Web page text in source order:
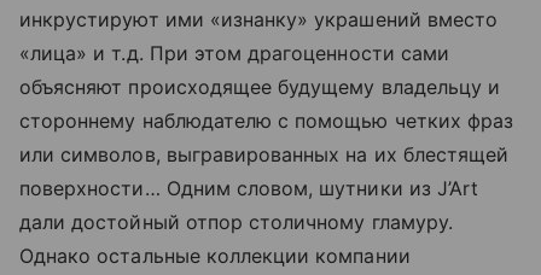
инкрустируют ими «изнанку» украшений вместо
«лица» и т.д. При этом драгоценности сами
объясняют происходящее будущему владельцу и
стороннему наблюдателю с помощью четких фраз
или символов, выгравированных на их блестящей
поверхности… Одним словом, шутники из J’Art
дали достойный отпор столичному гламуру.
Однако остальные коллекции компании